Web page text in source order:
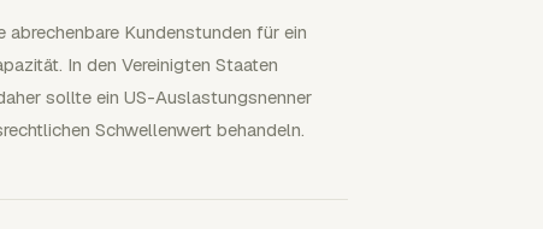
Kundenstunden für ein
In den Vereinigten Staaten
sollte ein US-Auslastungsnenner
Schwellenwert behandeln.